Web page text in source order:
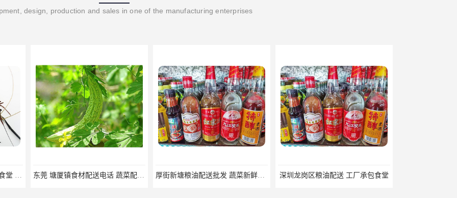
design, production and sales in one of the manufacturing enterprises
东莞 塘厦镇食材配送电话 蔬菜配送系统 蔬菜基地 新鲜配送 厚街新塘粮油配送批发 蔬菜新鲜配送 深圳龙岗区粮油配送 工厂承包食堂 公明镇粮油配送批发电话 承包食堂